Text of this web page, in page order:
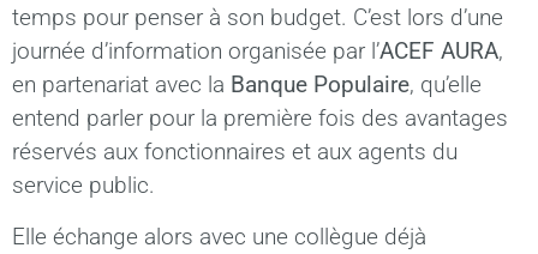
temps pour penser à son budget. C’est lors d’une
journée d’information organisée par l’ACEF AURA,
en partenariat avec la Banque Populaire, qu’elle
entend parler pour la première fois des avantages
réservés aux fonctionnaires et aux agents du
service public.
Elle échange alors avec une collègue déjà